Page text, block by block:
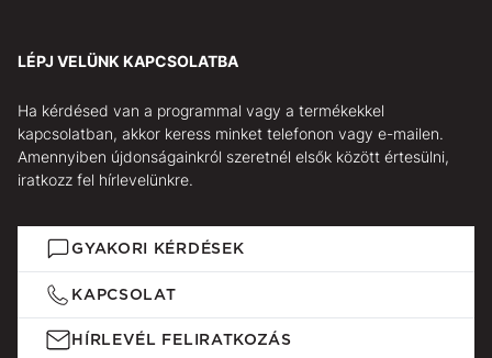
LÉPJ VELÜNK KAPCSOLATBA
Ha kérdésed van a programmal vagy a termékekkel
kapcsolatban, akkor keress minket telefonon vagy e-mailen.
Amennyiben újdonságainkról szeretnél elsők között értesülni,
iratkozz fel hírlevelünkre.
GYAKORI KÉRDÉSEK
KAPCSOLAT
HÍRLEVÉL FELIRATKOZÁS